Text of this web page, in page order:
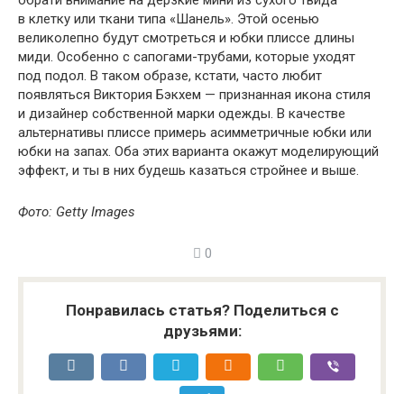
в клетку или ткани типа «Шанель». Этой осенью
великолепно будут смотреться и юбки плиссе длины
миди. Особенно с сапогами-трубами, которые уходят
под подол. В таком образе, кстати, часто любит
появляться Виктория Бэкхем — признанная икона стиля
и дизайнер собственной марки одежды. В качестве
альтернативы плиссе примерь асимметричные юбки или
юбки на запах. Оба этих варианта окажут моделирующий
эффект, и ты в них будешь казаться стройнее и выше.
Фото: Getty Images
0
Понравилась статья? Поделиться с
друзьями: